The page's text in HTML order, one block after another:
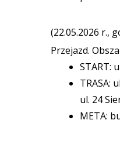
(22.05.2026 r.,
Przejazd.
START:
TRASA:
ul. 24
META: